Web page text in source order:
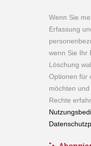
Wenn Sie
Erfassung
wenn Sie Ihr
Löschung
Optionen für
möchten
Rechte